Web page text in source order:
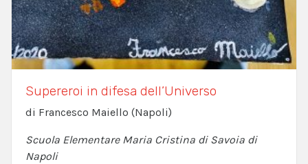
Supereroi in difesa dell’Universo
di Francesco Maiello (Napoli)
Scuola Elementare Maria Cristina di Savoia di
Napoli